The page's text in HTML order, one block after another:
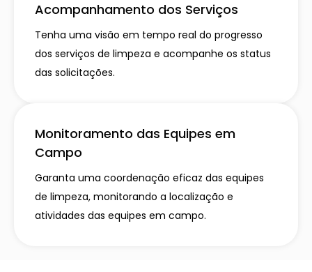
Acompanhamento dos Serviços
Tenha uma visão em tempo real do progresso
dos serviços de limpeza e acompanhe os status
das solicitações.
Monitoramento das Equipes em
Campo
Garanta uma coordenação eficaz das equipes
de limpeza, monitorando a localização e
atividades das equipes em campo.